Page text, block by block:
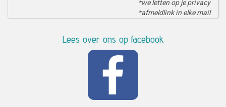
*we letten op je privacy
*afmeldlink in elke mail
Lees over ons op facebook